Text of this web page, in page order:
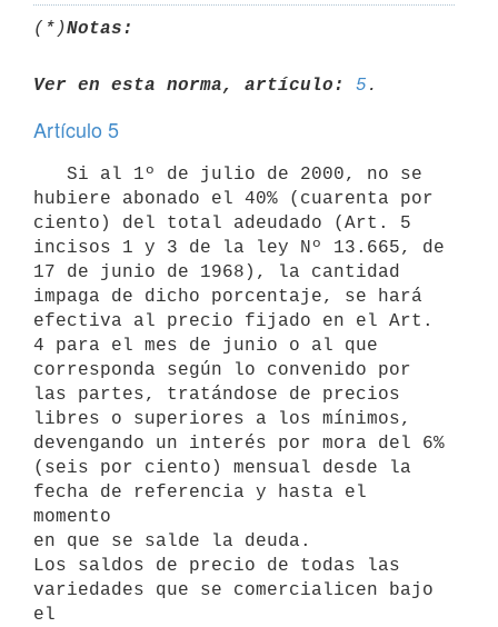
(*)Notas:
Ver en esta norma, artículo: 5
Artículo 5
hubiere abonado el 40% (cuarenta por
ciento) del total adeudado (Art. 5
incisos 1 y 3 de la ley Nº 13.665, de
17 de junio de 1968), la cantidad
impaga de dicho porcentaje, se hará
efectiva al precio fijado en el Art.
4 para el mes de junio o al que
corresponda según lo convenido por
las partes, tratándose de precios
libres o superiores a los mínimos,
devengando un interés por mora del 6%
(seis por ciento) mensual desde la
fecha de referencia y hasta el
momento
en que se salde la deuda.
Los saldos de precio de todas las
variedades que se comercialicen bajo
el